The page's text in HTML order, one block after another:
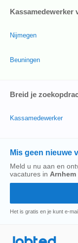
Kassamedewerker
Nijmegen
Beuningen
Breid je
Kassamedewerker
Mis geen nieuwe
Meld u nu aan en
vacatures in Arnhem
Het is gratis en je kunt e-